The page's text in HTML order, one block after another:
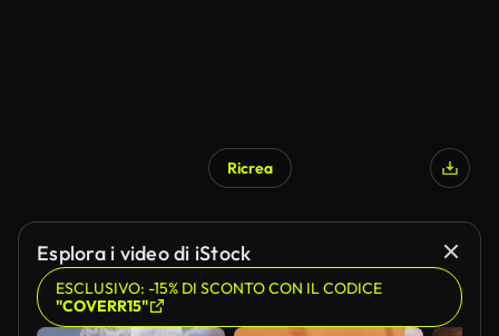
Ricrea
Esplora i video di iStock
ESCLUSIVO: -15% DI SCONTO CON IL CODICE
"COVERR15"